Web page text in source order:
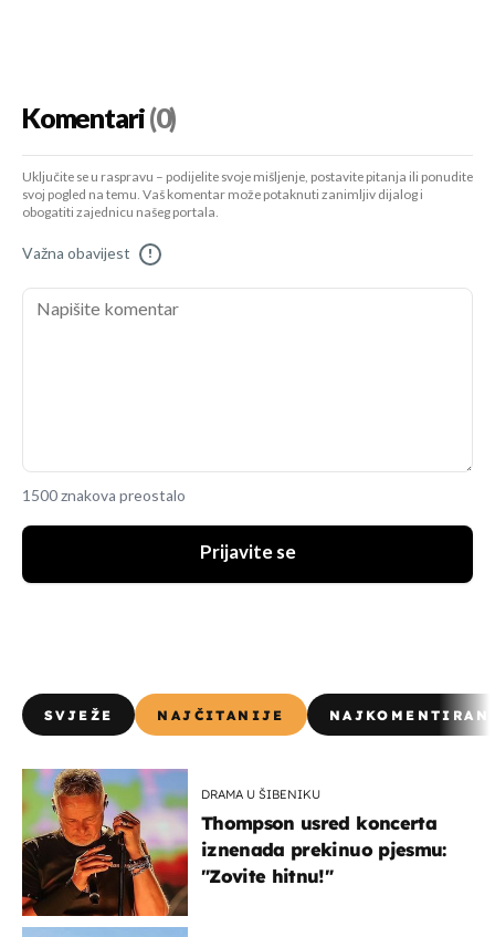
Komentari(0)
Uključite se u raspravu – podijelite svoje mišljenje, postavite pitanja ili ponudite
svoj pogled na temu. Vaš komentar može potaknuti zanimljiv dijalog i
obogatiti zajednicu našeg portala.
Važna obavijest !
1500 znakova preostalo
Prijavite se
SVJEŽE NAJČITANIJE
DRAMA U ŠIBENIKU
Thompson usred koncerta
iznenada prekinuo pjesmu:
"Zovite hitnu!"